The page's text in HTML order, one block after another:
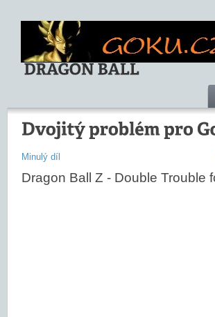
Minulý díl
Dragon Ball Z - Double Trouble